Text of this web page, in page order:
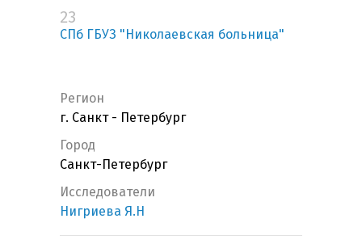
23
СПб ГБУЗ "Николаевская больница"
Регион
г. Санкт - Петербург
Город
Санкт-Петербург
Исследователи
Нигриева Я.Н